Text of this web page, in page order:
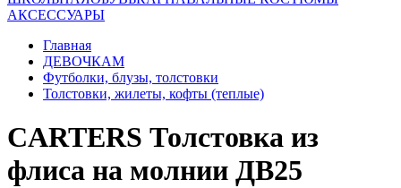
АКСЕССУАРЫ
Главная
ДЕВОЧКАМ
Футболки, блузы, толстовки
Толстовки, жилеты, кофты (теплые)
CARTERS Толстовка из
флиса на молнии ДВ25